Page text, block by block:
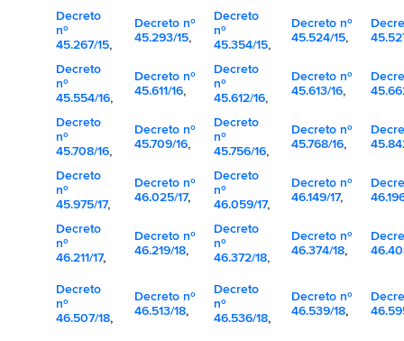
Decreto
nº
45.267/15,
Decreto nº
45.293/15,
Decreto
nº
45.354/15,
Decreto nº
45.524/15,
Decreto
nº
45.554/16,
Decreto nº
45.611/16,
Decreto
nº
45.612/16,
Decreto nº
45.613/16,
Decreto
nº
45.708/16,
Decreto nº
45.709/16,
Decreto
nº
45.756/16,
Decreto nº
45.768/16,
Decreto
nº
45.975/17,
Decreto nº
46.025/17,
Decreto
nº
46.059/17,
Decreto nº
46.149/17,
Decreto
nº
46.211/17,
Decreto nº
46.219/18,
Decreto
nº
46.372/18,
Decreto nº
46.374/18,
Decreto
nº
46.507/18,
Decreto nº
46.513/18,
Decreto
nº
46.536/18,
Decreto nº
46.539/18,